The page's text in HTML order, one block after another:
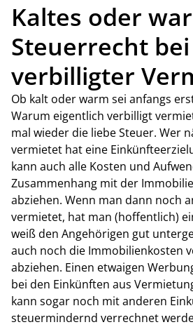
Kaltes oder
Steuerrecht bei
verbilligter
Ob kalt oder warm sei anfangs
Warum eigentlich verbilligt
mal wieder die liebe Steuer. Wer
vermietet hat eine
kann auch alle Kosten und
Zusammenhang mit der
abziehen. Wenn man dann noch
vermietet, hat man (hoffentlich)
weiß den Angehörigen gut
auch noch die Immobilienkosten
abziehen. Einen etwaigen
bei den Einkünften aus
kann sogar noch mit anderen
steuermindernd verrechnet